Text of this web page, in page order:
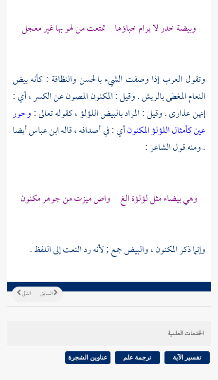
وبيضة خدر لا يرام خباؤها تمتعت من لهو بها غير معجل
وتقول العرب إذا وصفت الشيء بالحسن والنظافة : كأنه بيض
النعام المغطى بالريش . وقيل : المكنون المصون عن الكسر ، أي :
إنهن عذارى . وقيل : المراد بالبيض اللؤلؤ ، كقوله تعالى :وحور
عين كأمثال اللؤلؤ المكنونأي : في أصدافه ، قالهابن عباسأيضا
. ومنه قول الشاعر :
وهي بيضاء مثل لؤلؤة الغ واص ميزت من جوهر مكنون
وإنما ذكر المكنون ، والبيض جمع ; لأنه رد النعت إلى اللفظ .
التالي السابق
الخدمات العلمية
تفسير الآية ترجمة علم عناوين الشجرة